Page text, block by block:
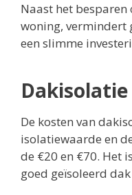
Naast het
woning, vermindert
een slimme
De kosten van
isolatiewaarde en
de €20 en €70. Het
goed geïsoleerd